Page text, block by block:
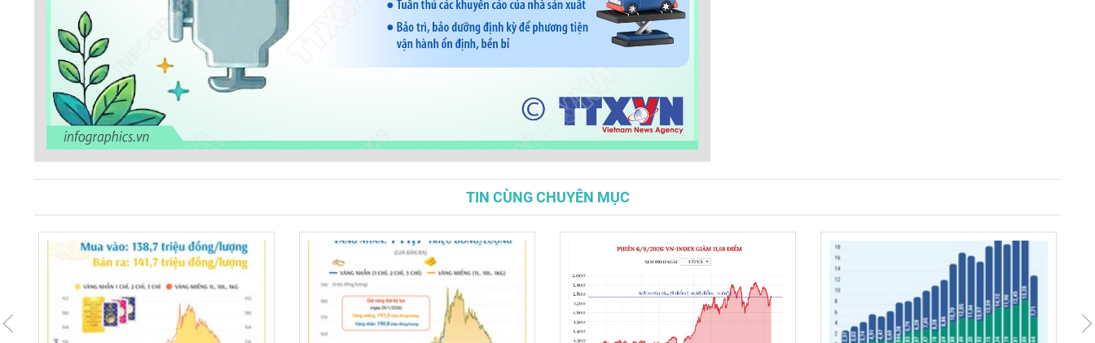
TIN CÙNG CHUYÊN MỤC